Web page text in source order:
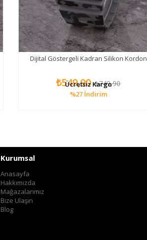
Dijital Göstergeli Kadran Silikon Kordon
₺549,90 ₺749,90
%27 İndirim
Ücretsiz Kargo
Kurumsal
Anasayfa
Hakkımızda
Mağazalarımız
Bize Ulaşın
Blog